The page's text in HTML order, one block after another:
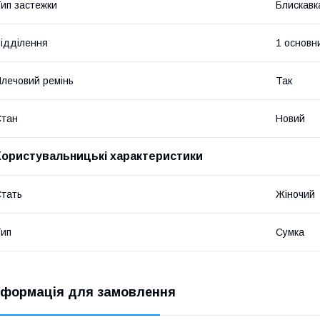
застежки
1
ремінь Так
Новий
характеристики
Жіночий
Сумка
для замовлення